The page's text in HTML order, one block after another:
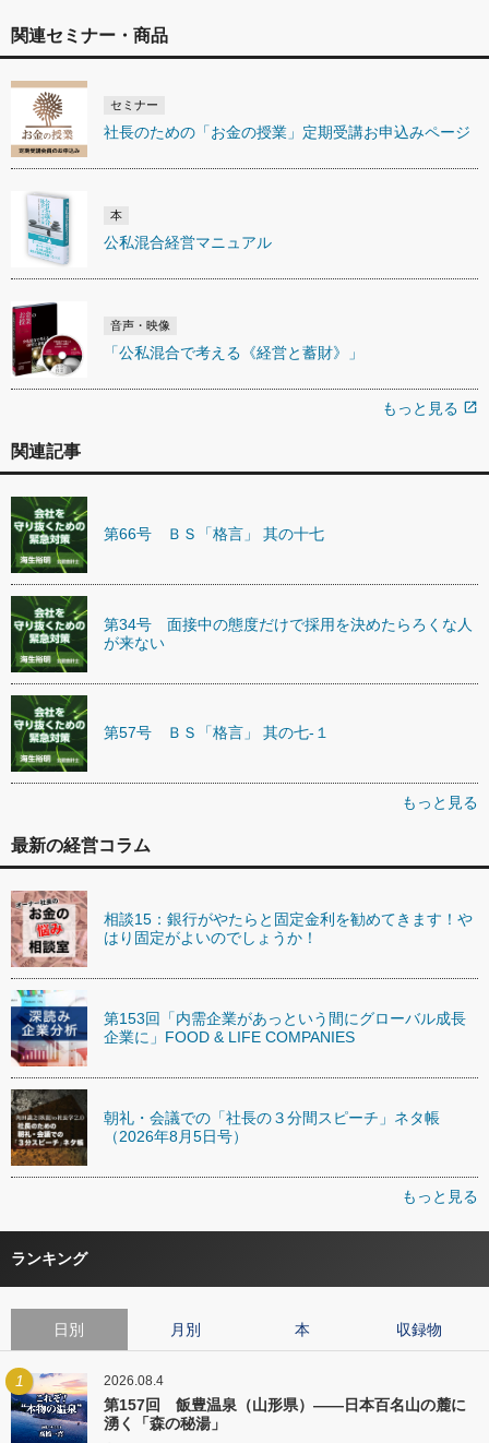
関連セミナー・商品
セミナー
社長のための「お金の授業」定期受講お申込みページ
本
公私混合経営マニュアル
音声・映像
「公私混合で考える《経営と蓄財》」
もっと見る open_in_new
関連記事
第66号 ＢＳ「格言」 其の十七
第34号 面接中の態度だけで採用を決めたらろくな人
が来ない
第57号 ＢＳ「格言」 其の七-１
もっと見る
最新の経営コラム
相談15：銀行がやたらと固定金利を勧めてきます！や
はり固定がよいのでしょうか！
第153回「内需企業があっという間にグローバル成長
企業に」FOOD & LIFE COMPANIES
朝礼・会議での「社長の３分間スピーチ」ネタ帳
（2026年8月5日号）
もっと見る
ランキング
日別 月別 本 収録物
1 2026.08.4
第157回 飯豊温泉（山形県）――日本百名山の麓に
湧く「森の秘湯」